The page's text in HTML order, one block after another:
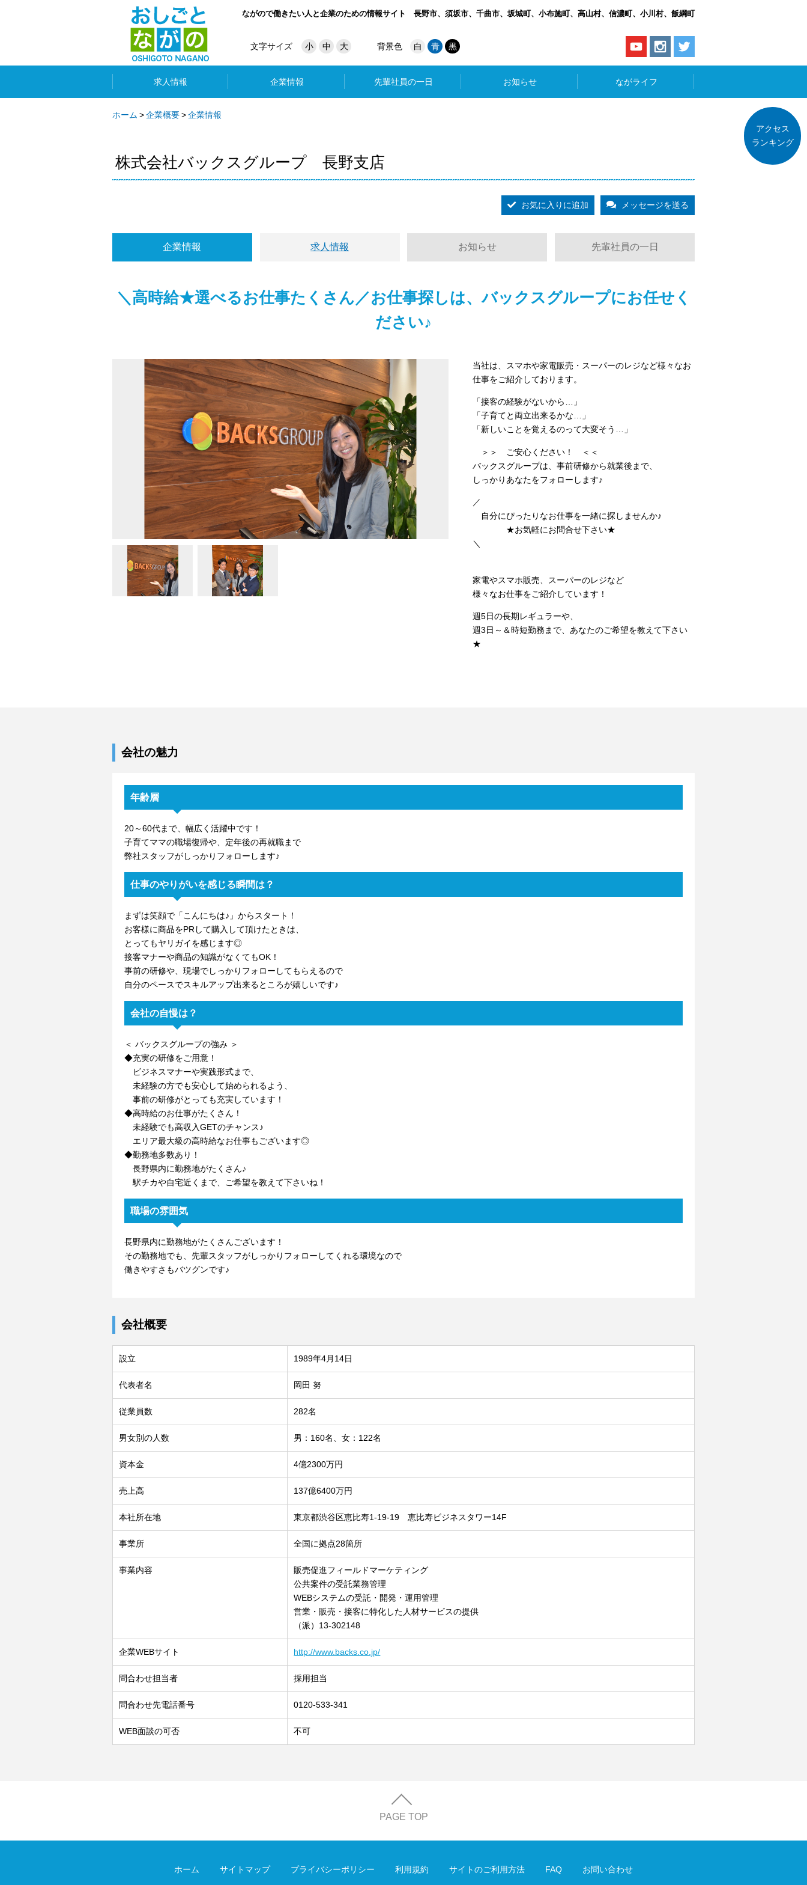
ながので働きたい人と企業のための情報サイト 長野市、須坂市、千曲市、坂城町、小布施町、高山村、信濃町、小川村、飯綱町
文字サイズ 小 中 大 背景色 白 青 黒
求人情報 企業情報 先輩社員の一日 お知らせ ながライフ
ホーム 企業概要 企業情報
株式会社バックスグループ 長野支店
お気に入りに追加 メッセージを送る
企業情報 求人情報 お知らせ 先輩社員の一日
＼高時給★選べるお仕事たくさん／お仕事探しは、バックスグループにお任せく
ださい♪
当社は、スマホや家電販売・スーパーのレジなど様々なお
仕事をご紹介しております。
「接客の経験がないから…」
「子育てと両立出来るかな…」
「新しいことを覚えるのって大変そう…」
＞＞ ご安心ください！ ＜＜
バックスグループは、事前研修から就業後まで、
しっかりあなたをフォローします♪
／
自分にぴったりなお仕事を一緒に探しませんか♪
★お気軽にお問合せ下さい★
＼
家電やスマホ販売、スーパーのレジなど
様々なお仕事をご紹介しています！
週5日の長期レギュラーや、
週3日～＆時短勤務まで、あなたのご希望を教えて下さい
★
会社の魅力
年齢層
20～60代まで、幅広く活躍中です！
子育てママの職場復帰や、定年後の再就職まで
弊社スタッフがしっかりフォローします♪
仕事のやりがいを感じる瞬間は？
まずは笑顔で「こんにちは♪」からスタート！
お客様に商品をPRして購入して頂けたときは、
とってもヤリガイを感じます◎
接客マナーや商品の知識がなくてもOK！
事前の研修や、現場でしっかりフォローしてもらえるので
自分のペースでスキルアップ出来るところが嬉しいです♪
会社の自慢は？
＜ バックスグループの強み ＞
◆充実の研修をご用意！
ビジネスマナーや実践形式まで、
未経験の方でも安心して始められるよう、
事前の研修がとっても充実しています！
◆高時給のお仕事がたくさん！
未経験でも高収入GETのチャンス♪
エリア最大級の高時給なお仕事もございます◎
◆勤務地多数あり！
長野県内に勤務地がたくさん♪
駅チカや自宅近くまで、ご希望を教えて下さいね！
職場の雰囲気
長野県内に勤務地がたくさんございます！
その勤務地でも、先輩スタッフがしっかりフォローしてくれる環境なので
働きやすさもバツグンです♪
会社概要
設立 1989年4月14日
代表者名 岡田 努
従業員数 282名
男女別の人数 男：160名、女：122名
資本金 4億2300万円
売上高 137億6400万円
本社所在地 東京都渋谷区恵比寿1-19-19 恵比寿ビジネスタワー14F
事業所 全国に拠点28箇所
事業内容
販売促進フィールドマーケティング
公共案件の受託業務管理
WEBシステムの受託・開発・運用管理
営業・販売・接客に特化した人材サービスの提供
（派）13-302148
企業WEBサイト http://www.backs.co.jp/
問合わせ担当者 採用担当
問合わせ先電話番号 0120-533-341
WEB面談の可否 不可
アクセス
ランキング
PAGE TOP
ホーム サイトマップ プライバシーポリシー 利用規約 サイトのご利用方法 FAQ お問い合わせ